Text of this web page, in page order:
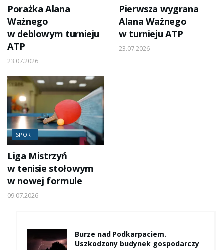
Porażka Alana
Ważnego
w deblowym turnieju
ATP
23.07.2026
Pierwsza wygrana
Alana Ważnego
w turnieju ATP
23.07.2026
SPORT
Liga Mistrzyń
w tenisie stołowym
w nowej formule
09.07.2026
Burze nad Podkarpaciem.
Uszkodzony budynek gospodarczy